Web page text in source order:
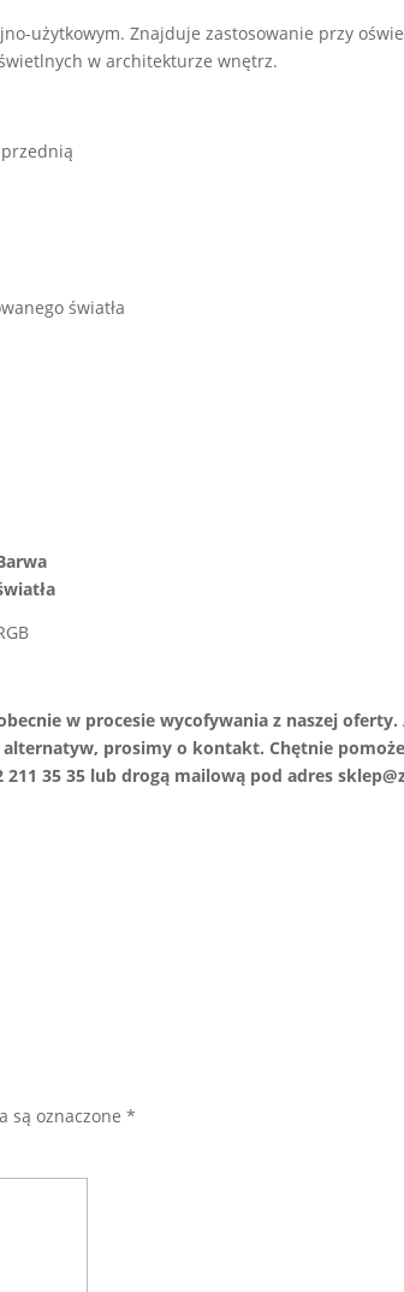
użytkowym. Znajduje zastosowanie przy
w architekturze wnętrz.
światła
w procesie wycofywania z naszej
prosimy o kontakt. Chętnie
35 35 lub drogą mailową pod adres
są oznaczone*